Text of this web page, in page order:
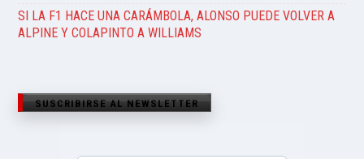
SI LA F1 HACE UNA CARÁMBOLA, ALONSO PUEDE VOLVER A
ALPINE Y COLAPINTO A WILLIAMS
SUSCRIBIRSE AL NEWSLETTER